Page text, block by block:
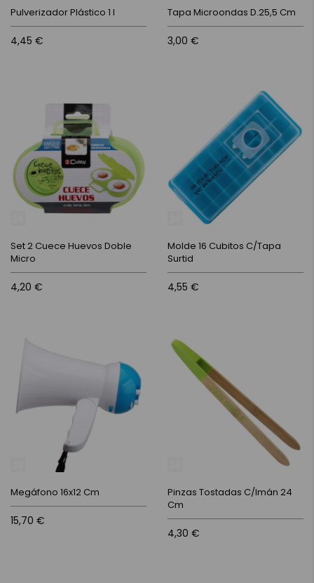
Pulverizador Plástico 1 l
4,45 €
Tapa Microondas D.25,5 Cm
3,00 €
Set 2 Cuece Huevos Doble
Micro
4,20 €
Molde 16 Cubitos C/Tapa
Surtid
4,55 €
Megáfono 16x12 Cm
15,70 €
Pinzas Tostadas C/Imán 24
Cm
4,30 €